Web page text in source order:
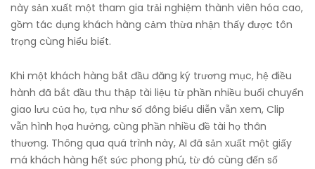
này sản xuất một tham gia trải nghiệm thành viên hóa cao,
gồm tác dụng khách hàng cảm thừa nhận thấy được tôn
trọng cùng hiểu biết.
Khi một khách hàng bắt đầu đăng ký trương mục, hệ điều
hành đã bắt đầu thu thập tài liệu từ phần nhiều buổi chuyển
giao lưu của họ, tựa như số đông biểu diễn vẫn xem, Clip
vẫn hình họa hưởng, cùng phần nhiều đề tài họ thân
thương. Thông qua quá trình này, AI đã sản xuất một giấy
má khách hàng hết sức phong phú, từ đó cùng đến số